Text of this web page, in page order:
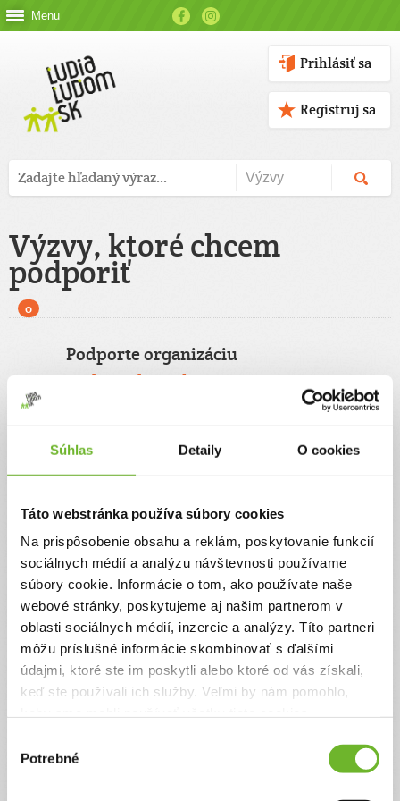
Súhlas Detaily O cookies
Táto webstránka používa súbory cookies
Na prispôsobenie obsahu a reklám, poskytovanie funkcií
sociálnych médií a analýzu návštevnosti používame
súbory cookie. Informácie o tom, ako používate naše
webové stránky, poskytujeme aj našim partnerom v
oblasti sociálnych médií, inzercie a analýzy. Títo partneri
môžu príslušné informácie skombinovať s ďalšími
údajmi, ktoré ste im poskytli alebo ktoré od vás získali,
keď ste používali ich služby. Veľmi by nám pomohlo,
súhlasu
Potrebné
Menu
Prihlásiť sa
Registruj sa
Výzvy, ktoré chcem
podporiť
0
Podporte organizáciu
ĽudiaĽudom.sk
Jednorazový Pravidelný
Celková suma
0 €
Zadajte svoje údaje
Už máte vytvorený svoj účet?Prihláste sa